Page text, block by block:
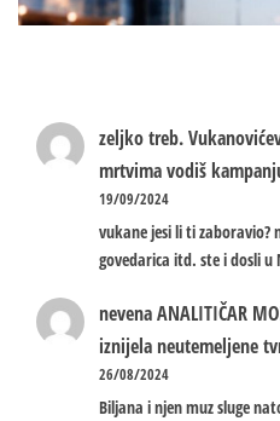
zeljko treb.
mrtvima vodiš
19/09/2024
vukane jesi li ti zaboravio?
govedarica itd. ste i dosli
nevenaANALITIČAR
iznijela neutemeljene
26/08/2024
Biljana i njen muz sluge